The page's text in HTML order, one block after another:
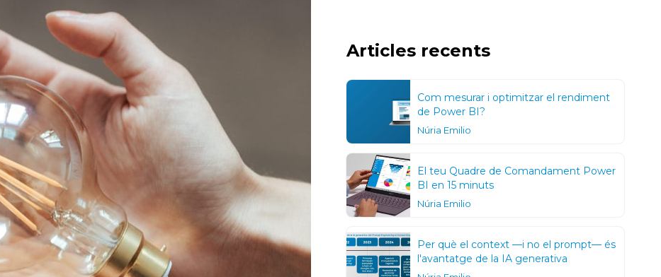
Articles recents
Com mesurar i optimitzar el rendiment
de Power BI?
Núria Emilio
El teu Quadre de Comandament Power
BI en 15 minuts
Núria Emilio
Per què el context —i no el prompt— és
l'avantatge de la IA generativa